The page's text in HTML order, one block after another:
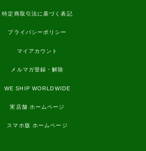
特定商取引法に基づく表記
プライバシーポリシー
マイアカウント
メルマガ登録・解除
WE SHIP WORLDWIDE
実店舗 ホームページ
スマホ版 ホームページ